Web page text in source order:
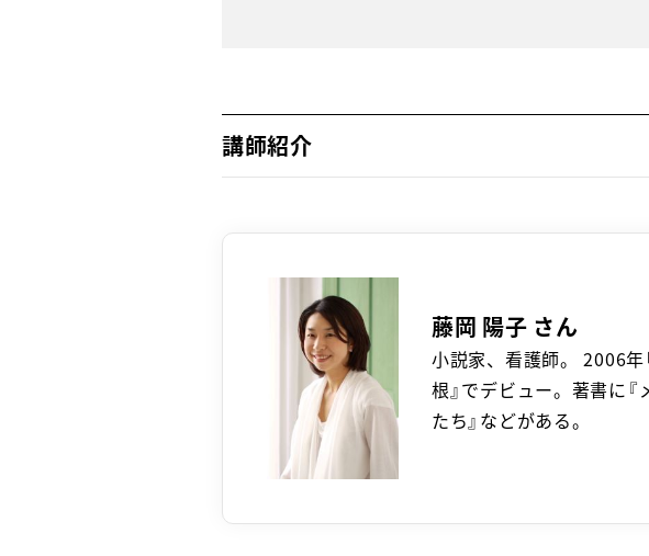
講師紹介
藤岡 陽子 さん
小説家、看護師。 2006年
根』でデビュー。著書に
たち』などがある。